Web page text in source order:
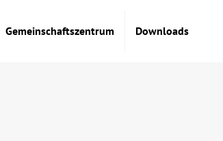
Gemeinschaftszentrum Downloads